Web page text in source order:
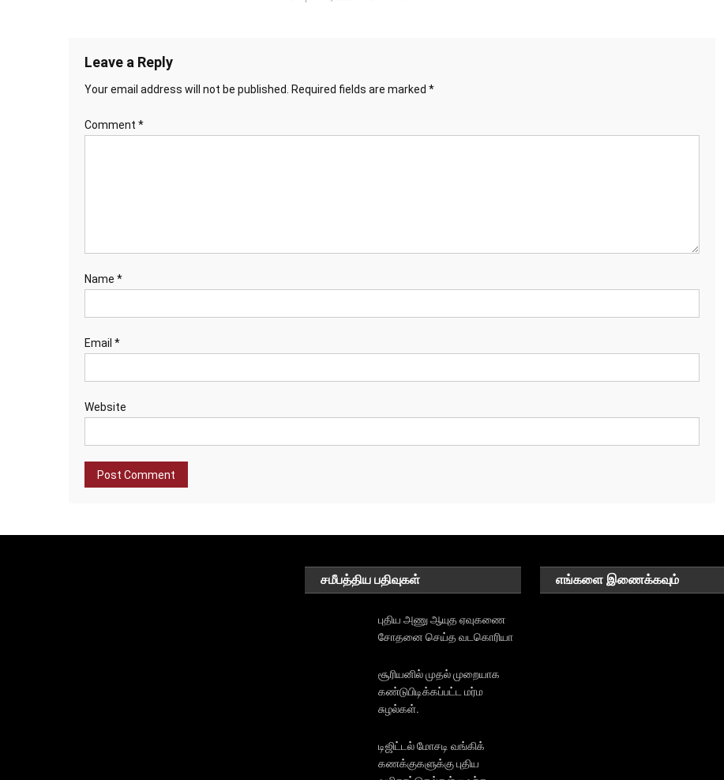
Leave a Reply
Your email address will not be published. Required fields are marked *
Comment *
Name *
Email *
Website
சமீபத்திய பதிவுகள்
புதிய அணு ஆயுத ஏவுகணை
சோதனை செய்த வடகொரியா
சூரியனில் முதல் முறையாக
கண்டுபிடிக்கப்பட்ட மர்ம
சுழல்கள்.
டிஜிட்டல் மோசடி வங்கிக்
கணக்குகளுக்கு புதிய
எங்களை இணைக்கவும்